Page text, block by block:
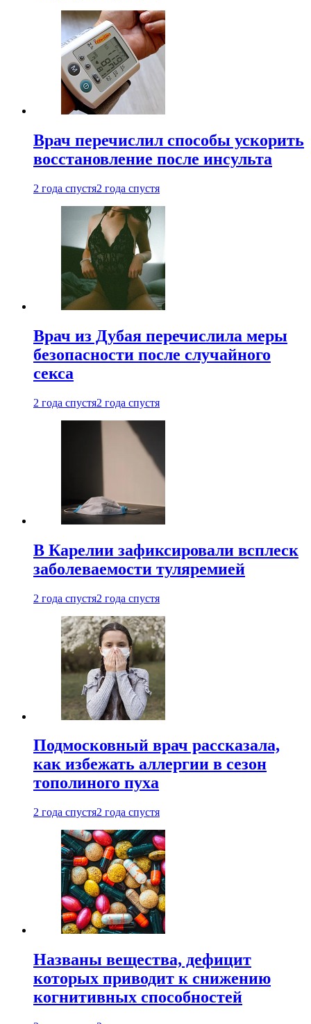
Врач перечислил способы ускорить
восстановление после инсульта
2 года спустя2 года спустя
Врач из Дубая перечислила меры
безопасности после случайного
секса
2 года спустя2 года спустя
В Карелии зафиксировали всплеск
заболеваемости туляремией
2 года спустя2 года спустя
Подмосковный врач рассказала,
как избежать аллергии в сезон
тополиного пуха
2 года спустя2 года спустя
Названы вещества, дефицит
которых приводит к снижению
когнитивных способностей